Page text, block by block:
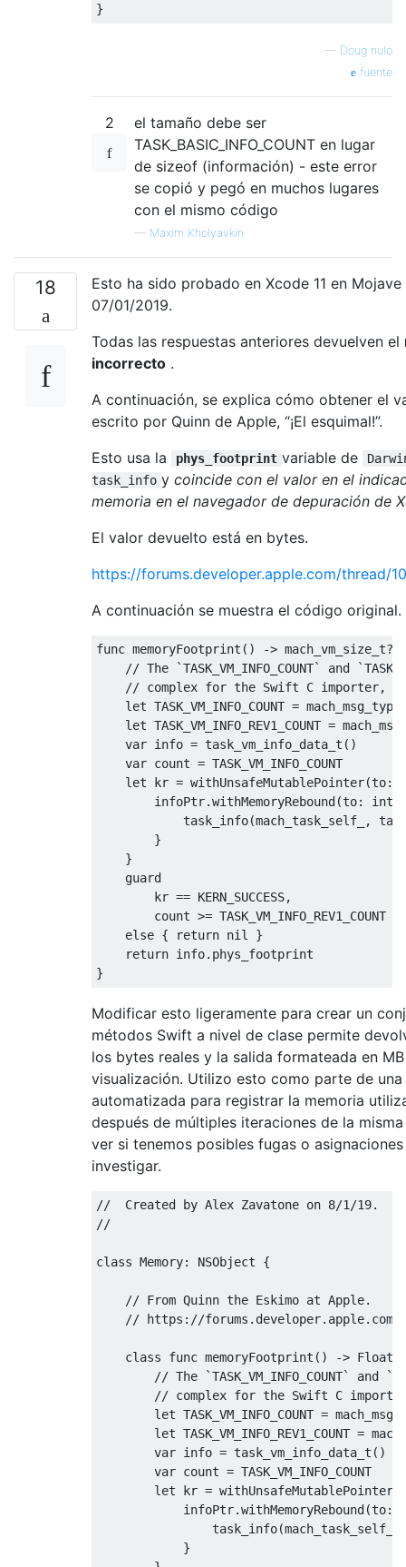
}
— Doug nulo
fuente
2
el tamaño debe ser
TASK_BASIC_INFO_COUNT en lugar
de sizeof (información) - este error
se copió y pegó en muchos lugares
con el mismo código
— Maxim Kholyavkin
18
Esto ha sido probado en Xcode 11 en Mojave
07/01/2019.
Todas las respuestas anteriores devuelven el
incorrecto .
A continuación, se explica cómo obtener el
escrito por Quinn de Apple, “¡El esquimal!”.
Esto usa la
phys_footprint variable de
task_info y coincide con el valor en el
memoria en el navegador de depuración de
El valor devuelto está en bytes.
https://forums.developer.apple.com/thread/
A continuación se muestra el código original.
func memoryFootprint () -> mach_vm_size_t?
// The `TASK_VM_INFO_COUNT` and
// complex for the Swift C importer,
    let TASK_VM_INFO_COUNT
=
    let TASK_VM_INFO_REV1_COUNT
=
    var info
= task_vm_info_data_t ()
    var count
= TASK_VM_INFO_COUNT
    let kr
= withUnsafeMutablePointer(to:
        infoPtr
.withMemoryRebound(to:
            task_info
(mach_task_self_ ,
}
}
    guard
        kr
== KERN_SUCCESS,
        count
>= TASK_VM_INFO_REV1_COUNT
else { return nil }
return info.
}
Modificar esto ligeramente para crear un
métodos Swift a nivel de clase permite
los bytes reales y la salida formateada en
visualización. Utilizo esto como parte de una
automatizada para registrar la memoria
después de múltiples iteraciones de la
ver si tenemos posibles fugas o
investigar.
//  Created by Alex Zavatone on 8/1/19.
//
class Memory: NSObject {
// From Quinn the Eskimo at Apple.
// https://forums.developer.apple.com/
class func memoryFootprint () -> Float
// The `TASK_VM_INFO_COUNT` and
// complex for the Swift C
        let TASK_VM_INFO_COUNT
=
        let TASK_VM_INFO_REV1_COUNT
=
        var info
= task_vm_info_data_t ()
        var count
= TASK_VM_INFO_COUNT
        let kr
= withUnsafeMutablePointer
            infoPtr
.withMemoryRebound(to:
                task_info
(mach_task_self_
}